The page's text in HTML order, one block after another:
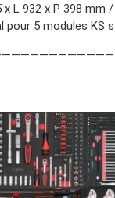
x L 932 x P 398 mm
pour 5 modules KS